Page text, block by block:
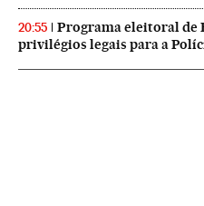
20:55
Programa eleitoral de
privilégios legais para a